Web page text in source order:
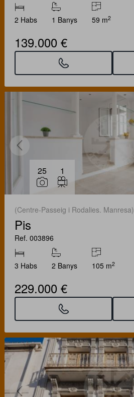
2 Habs 1 Banys 59 m2
139.000 €
25 1
(Centre-Passeig i Rodalies. Manresa)
Pis
Ref. 003896
3 Habs 2 Banys 105 m2
229.000 €